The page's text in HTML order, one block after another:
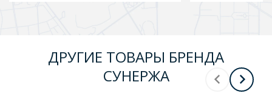
ДРУГИЕ ТОВАРЫ БРЕНДА
СУНЕРЖА